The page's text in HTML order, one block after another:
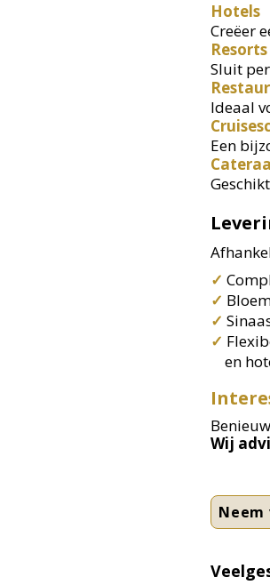
Hotels
Creëer
Resorts
Sluit
Ideaal
Een
✓
✓
✓
✓
en
Wij